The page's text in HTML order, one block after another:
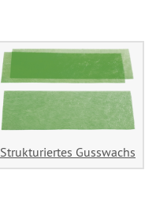
Strukturiertes Gusswachs